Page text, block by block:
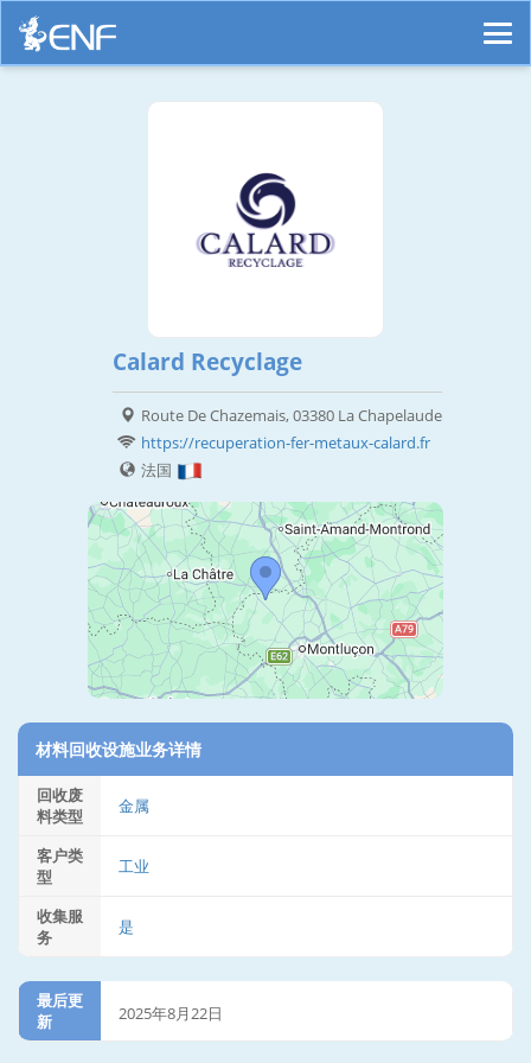
Calard Recyclage
Route De Chazemais, 03380 La Chapelaude
https://recuperation-fer-metaux-calard.fr
法国
材料回收设施业务详情
回收废
料类型
金属
客户类
型
工业
收集服
务
是
最后更
新
2025年8月22日